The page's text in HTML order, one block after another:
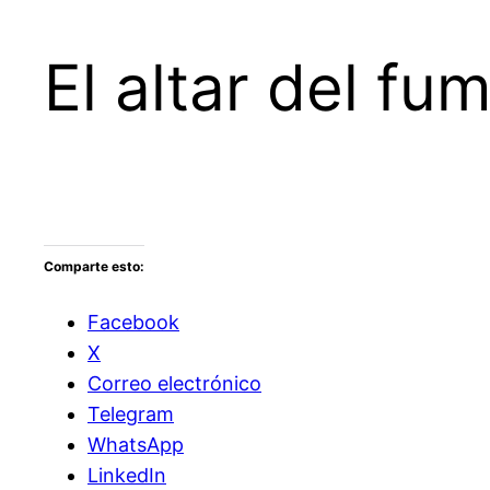
El altar del
Comparte esto:
Facebook
X
Correo electrónico
Telegram
WhatsApp
LinkedIn